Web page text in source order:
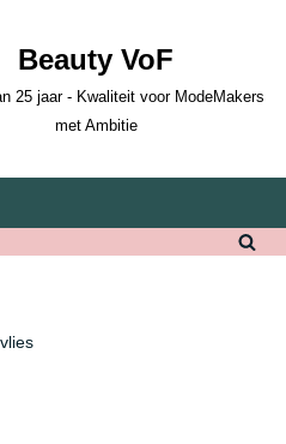
Beauty VoF
25 jaar - Kwaliteit voor ModeMakers
met Ambitie